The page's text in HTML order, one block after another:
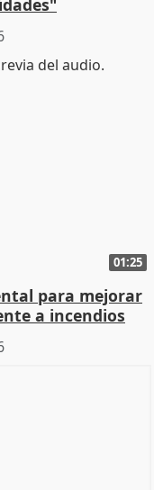
01:25
para mejorar
a incendios